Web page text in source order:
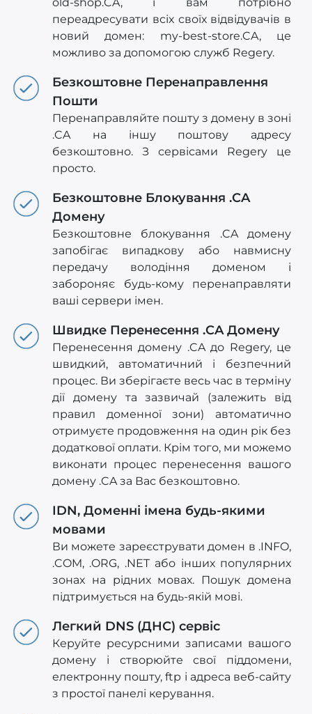
old-shop.CA, і вам потрібно
переадресувати всіх своїх відвідувачів в
новий домен: my-best-store.CA, це
можливо за допомогою служб Regery.
Безкоштовне Перенаправлення
Пошти
Перенаправляйте пошту з домену в зоні
.CA на іншу поштову адресу
безкоштовно. З сервісами Regery це
просто.
Безкоштовне Блокування .CA
Домену
Безкоштовне блокування .CA домену
запобігає випадкову або навмисну
передачу володіння доменом і
забороняє будь-кому перенаправляти
ваші сервери імен.
Швидке Перенесення .CA Домену
Перенесення домену .CA до Regery, це
швидкий, автоматичний і безпечний
процес. Ви зберігаєте весь час в терміну
дії домену та зазвичай (залежить від
правил доменної зони) автоматично
отримуєте продовження на один рік без
додаткової оплати. Крім того, ми можемо
виконати процес перенесення вашого
домену .CA за Вас безкоштовно.
IDN, Доменні імена будь-якими
мовами
Ви можете зареєструвати домен в .INFO,
.COM, .ORG, .NET або інших популярних
зонах на рідних мовах. Пошук домена
підтримується на будь-якій мові.
Легкий DNS (ДНС) сервіс
Керуйте ресурсними записами вашого
домену і створюйте свої піддомени,
електронну пошту, ftp і адреса веб-сайту
з простої панелі керування.